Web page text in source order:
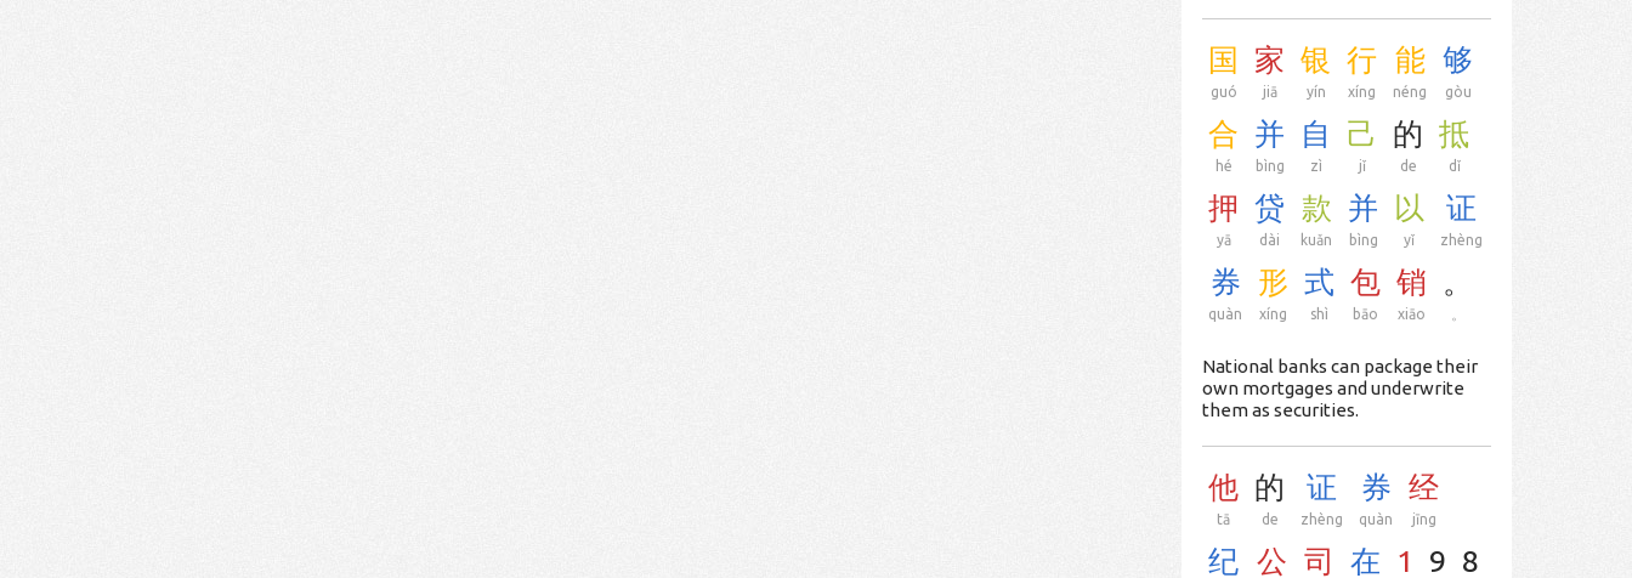
国
guó
家
jiā
银
yín
行
xíng
能
néng
够
gòu
合
hé
并
bìng
自
zì
己
jǐ
的
de
抵
dǐ
押
yā
贷
dài
款
kuǎn
并
bìng
以
yǐ
证
zhèng
券
quàn
形
xíng
式
shì
包
bāo
销
xiāo
。
National banks can package their
own mortgages and underwrite
them as securities.
他
tā
的
de
证
zhèng
券
quàn
经
jīng
纪 公 司 在 1 9 8